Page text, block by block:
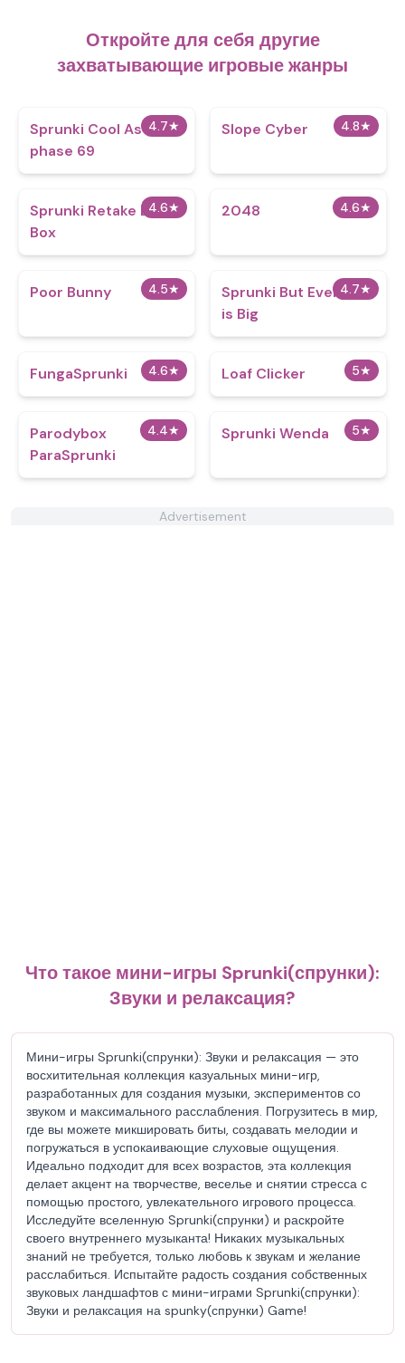
Откройте для себя другие
захватывающие игровые жанры
4.7★
Sprunki Cool As Ice
phase 69
4.8★
​​Slope Cyber
4.6★
Sprunki Retake Beat
Box
4.6★
2048
4.5★
Poor Bunny 4.7★
Sprunki But Everyone
is Big
4.6★
FungaSprunki 5★
Loaf Clicker
4.4★
Parodybox
ParaSprunki
5★
Sprunki Wenda
Advertisement
Что такое мини-игры Sprunki(спрунки):
Звуки и релаксация?
Мини-игры Sprunki(спрунки): Звуки и релаксация — это
восхитительная коллекция казуальных мини-игр,
разработанных для создания музыки, экспериментов со
звуком и максимального расслабления. Погрузитесь в мир,
где вы можете микшировать биты, создавать мелодии и
погружаться в успокаивающие слуховые ощущения.
Идеально подходит для всех возрастов, эта коллекция
делает акцент на творчестве, веселье и снятии стресса с
помощью простого, увлекательного игрового процесса.
Исследуйте вселенную Sprunki(спрунки) и раскройте
своего внутреннего музыканта! Никаких музыкальных
знаний не требуется, только любовь к звукам и желание
расслабиться. Испытайте радость создания собственных
звуковых ландшафтов с мини-играми Sprunki(спрунки):
Звуки и релаксация на spunky(спрунки) Game!